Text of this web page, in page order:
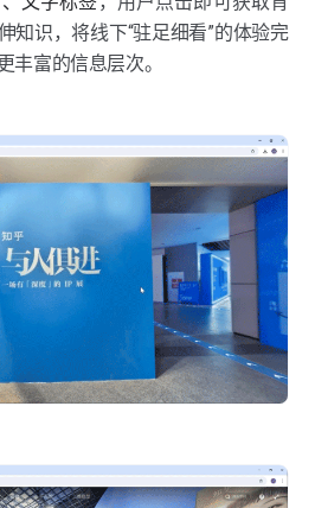
知识，将线下“驻足细看”的体验完
丰富的信息层次。